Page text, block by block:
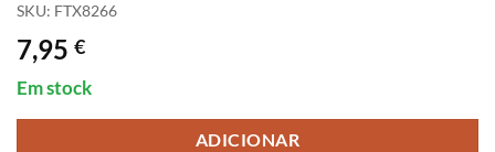
SKU: FTX8266
7,95 €
Em stock
ADICIONAR